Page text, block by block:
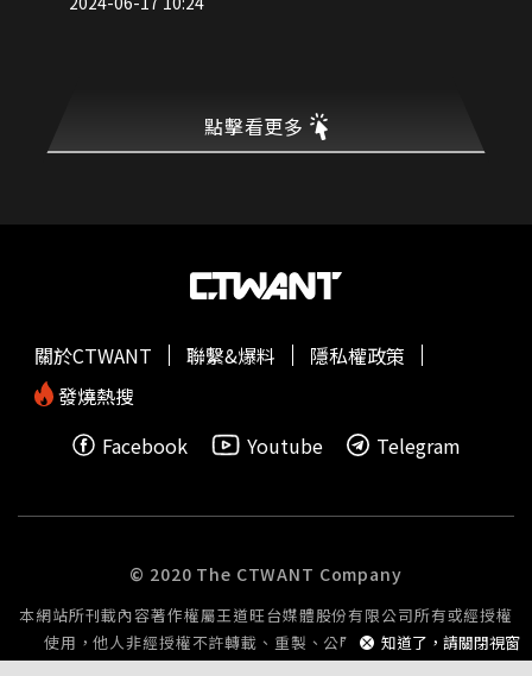
點擊看更多
知道了，請關閉視窗
關於CTWANT 聯繫&爆料
隱私權政策
發燒熱搜
Facebook
Youtube Telegram
© 2020 The CTWANT Company
本網站所刊載內容著作權屬王道旺台媒體股份有限公司所有或經授權
使用，他人非經授權不許轉載、重製、公開播送或公開傳輸。